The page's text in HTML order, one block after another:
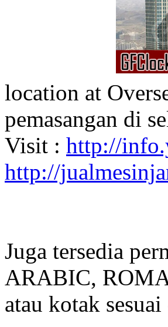
location at
pemasangan di
Visit : http://
http://
Juga tersedia
ARABIC,
atau kotak